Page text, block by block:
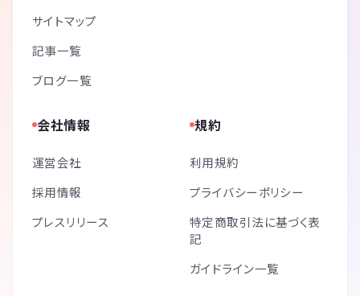
サイトマップ
記事一覧
ブログ一覧
会社情報
運営会社
採用情報
プレスリリース
規約
利用規約
プライバシーポリシー
特定商取引法に基づく表
記
ガイドライン一覧